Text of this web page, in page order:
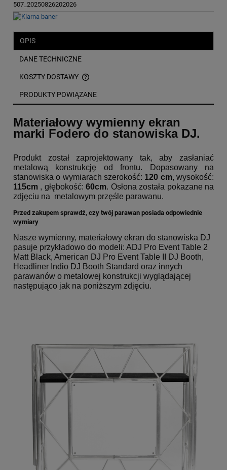
507_20250826202026
OPIS
DANE TECHNICZNE
KOSZTY DOSTAWY
CENA NIE ZAWIERA EWENTUALNYCH KOSZTÓW PŁATNOŚCI
PRODUKTY POWIĄZANE
Materiałowy wymienny ekran
marki Fodero do stanowiska DJ.
Produkt został zaprojektowany tak, aby zasłaniać
metalową konstrukcję od frontu. Dopasowany na
stanowiska o wymiarach szerokość: 120 cm, wysokość:
115cm , głębokość:60cm. Osłona została pokazane na
zdjęciu na metalowym przęśle parawanu.
Przed zakupem sprawdź, czy twój parawan posiada odpowiednie
wymiary
Nasze wymienny, materiałowy ekran do stanowiska DJ
pasuje przykładowo do modeli: ADJ Pro Event Table 2
Matt Black, American DJ Pro Event Table II DJ Booth,
Headliner Indio DJ Booth Standard oraz innych
parawanów o metalowej konstrukcji wyglądającej
następująco jak na poniższym zdjęciu.